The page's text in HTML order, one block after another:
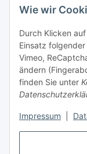
Wie wir
Durch Klicken
Einsatz
Vimeo,
ändern
finden Sie unter
Impressum
Zahlungsarten
Versandarten